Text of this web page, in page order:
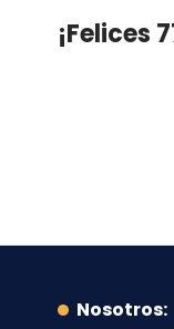
¡Felices
Nosotros: